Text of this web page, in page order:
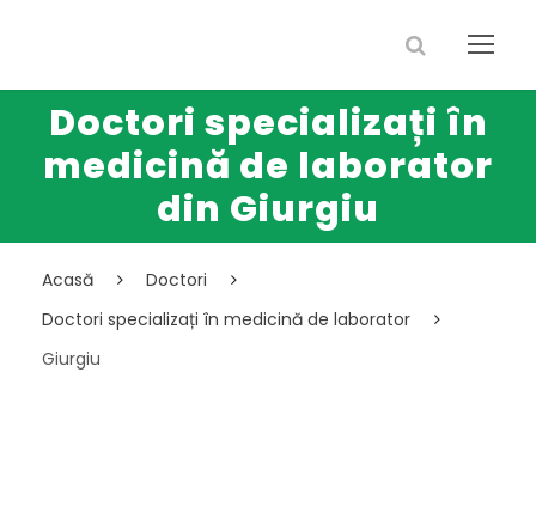
Doctori specializați în
medicină de laborator
din Giurgiu
Acasă
Doctori
Doctori specializați în medicină de laborator
Giurgiu